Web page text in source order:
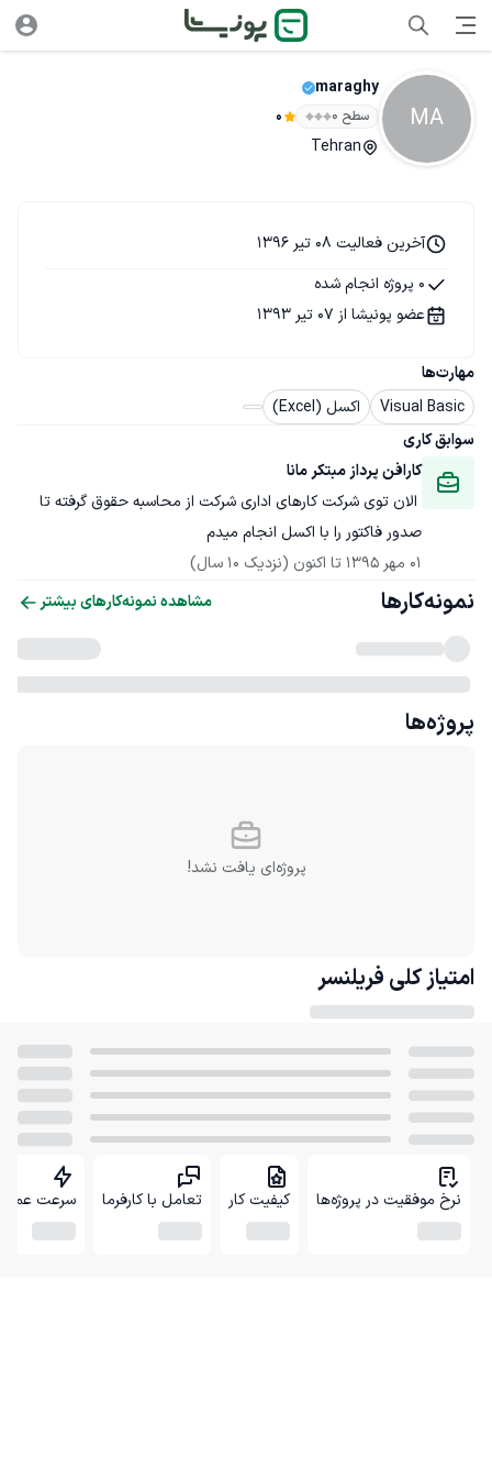
MA
maraghy
سطح ۰ 0
Tehran
مهارت‌ها
Visual Basic
اکسل (Excel)
سوابق کاری
کارافن پرداز مبتکر مانا
الان توی شرکت کارهای اداری شرکت از محاسبه حقوق گرفته تا
صدور فاکتور را با اکسل انجام میدم
01 مهر 1395
تا اکنون (نزدیک 10 سال)
آخرین فعالیت 08 تیر 1396
0 پروژه انجام شده
عضو پونیشا از 07 تیر 1393
نمونه‌کارها مشاهده نمونه‌کارهای بیشتر
پروژه‌ها
پروژه‌ای یافت نشد!
امتیاز کلی فریلنسر
نرخ موفقیت در پروژه‌ها کیفیت کار تعامل با کارفرما سرعت عمل